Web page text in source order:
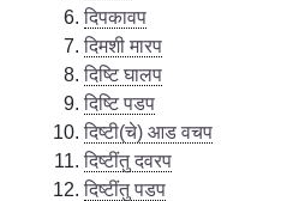
दिपकावप
दिमशी मारप
दिष्टि घालप
दिष्टि पडप
दिष्टी(चे) आड वचप
दिष्टींतु दवरप
दिष्टींतु पडप